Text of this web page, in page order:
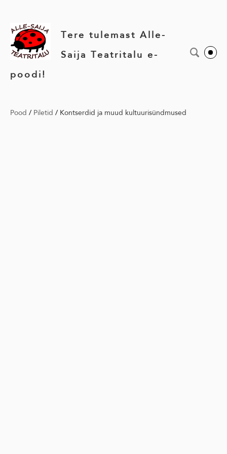
Tere tulemast Alle-
Saija Teatritalu e-
poodi!
Pood / Piletid / Kontserdid ja muud kultuurisündmused